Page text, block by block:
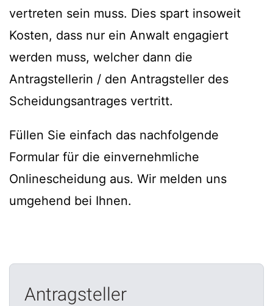
vertreten sein muss. Dies spart insoweit
Kosten, dass nur ein Anwalt engagiert
werden muss, welcher dann die
Antragstellerin / den Antragsteller des
Scheidungsantrages vertritt.
Füllen Sie einfach das nachfolgende
Formular für die einvernehmliche
Onlinescheidung aus. Wir melden uns
umgehend bei Ihnen.
Antragsteller